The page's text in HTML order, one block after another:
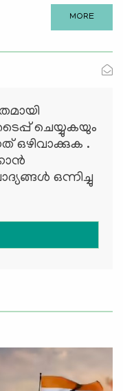
MORE
ചെയ്യുകയും
ഒഴിവാക്കുക .
ഒന്നിച്ചു